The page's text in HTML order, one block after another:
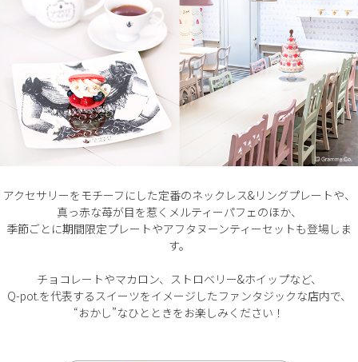
アクセサリーをモチーフにした定番のネックレス&リングプレートや、
真っ赤な苺が目を惹くメルティーパフェのほか、
季節ごとに期間限定プレートやアフタヌーンティーセットも登場しま
す。
チョコレートやマカロン、ストロベリー&ホイップなど、
Q-pot.を代表するスイーツをイメージしたファンタジックな店内で、
“おかし”なひとときをお楽しみください！